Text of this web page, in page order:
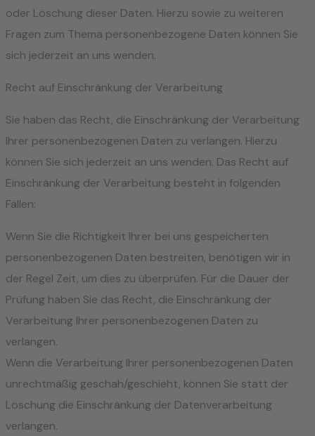
oder Löschung dieser Daten. Hierzu sowie zu weiteren
Fragen zum Thema personenbezogene Daten können Sie
sich jederzeit an uns wenden.
Recht auf Einschränkung der Verarbeitung
Sie haben das Recht, die Einschränkung der Verarbeitung
Ihrer personenbezogenen Daten zu verlangen. Hierzu
können Sie sich jederzeit an uns wenden. Das Recht auf
Einschränkung der Verarbeitung besteht in folgenden
Fällen:
Wenn Sie die Richtigkeit Ihrer bei uns gespeicherten
personenbezogenen Daten bestreiten, benötigen wir in
der Regel Zeit, um dies zu überprüfen. Für die Dauer der
Prüfung haben Sie das Recht, die Einschränkung der
Verarbeitung Ihrer personenbezogenen Daten zu
verlangen.
Wenn die Verarbeitung Ihrer personenbezogenen Daten
unrechtmäßig geschah/geschieht, können Sie statt der
Löschung die Einschränkung der Datenverarbeitung
verlangen.